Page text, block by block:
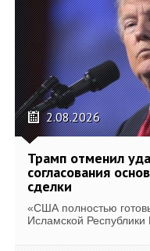
2.08.2026
Трамп отменил
согласования
сделки
«США полностью
Исламской Республики